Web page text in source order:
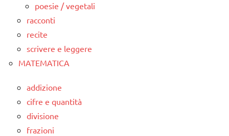
poesie / vegetali
racconti
recite
scrivere e leggere
MATEMATICA
addizione
cifre e quantità
divisione
frazioni